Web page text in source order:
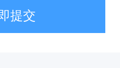
提交